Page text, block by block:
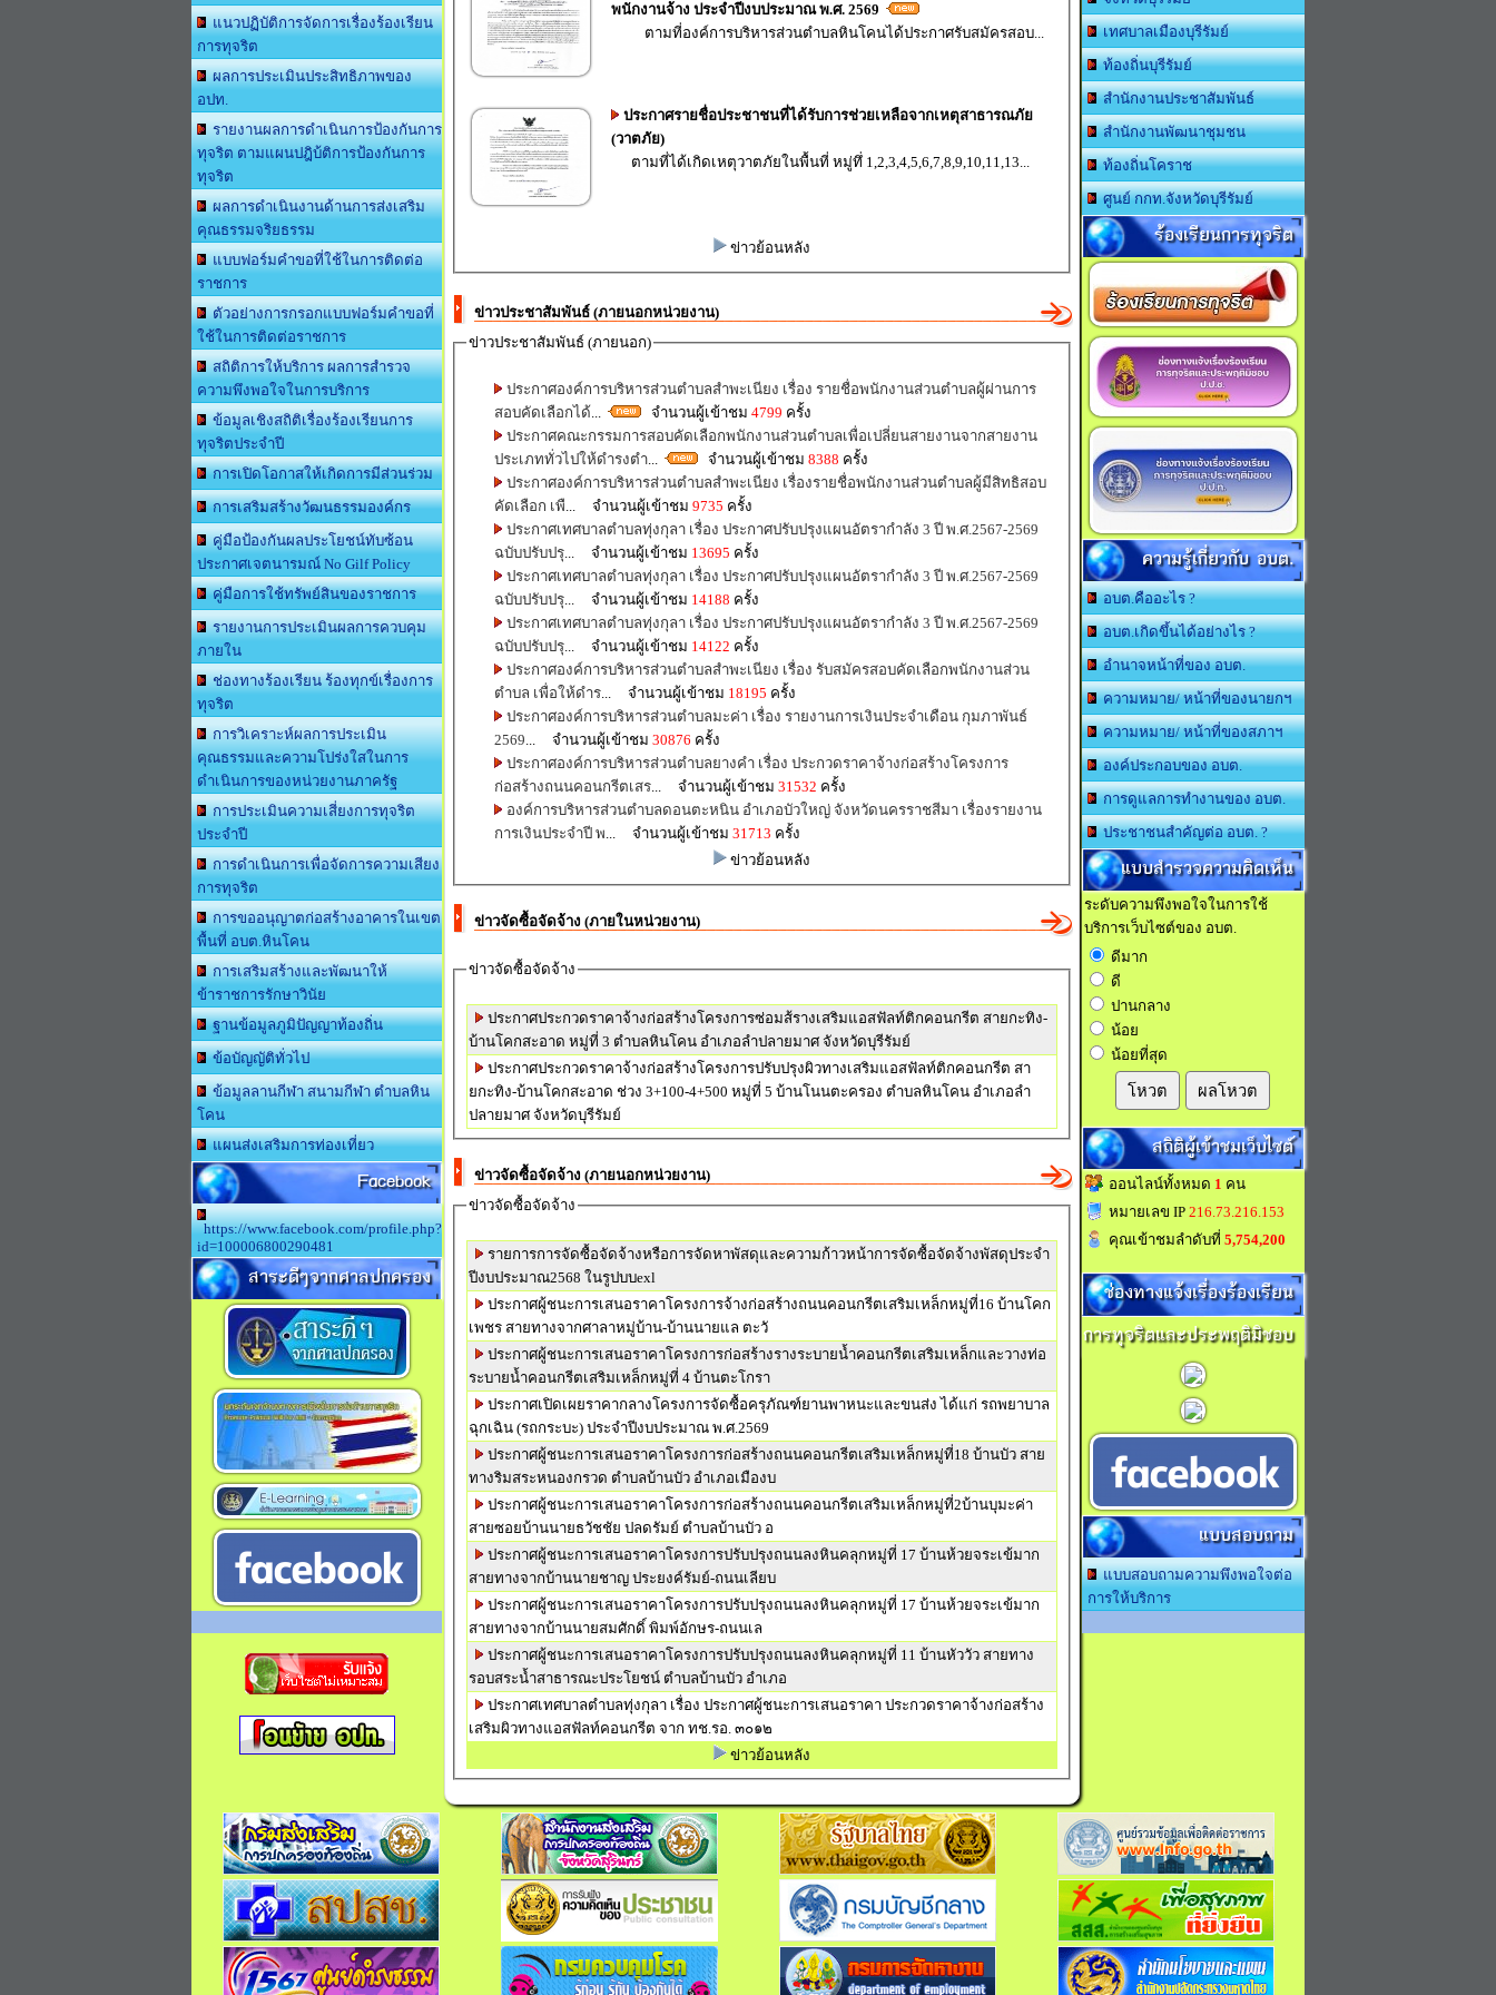
แนวปฏิบัติการจัดการเรื่องร้องเรียน
การทุจริต
ผลการประเมินประสิทธิภาพของ
อปท.
รายงานผลการดำเนินการป้องกันการ
ทุจริต ตามแผนปฎิบ้ติการป้องกันการ
ทุจริต
ผลการดำเนินงานด้านการส่งเสริม
คุณธรรมจริยธรรม
แบบฟอร์มคำขอที่ใช้ในการติดต่อ
ราชการ
ตัวอย่างการกรอกแบบฟอร์มคำขอที่
ใช้ในการติดต่อราชการ
สถิติการให้บริการ ผลการสำรวจ
ความพึงพอใจในการบริการ
ข้อมูลเชิงสถิติเรื่องร้องเรียนการ
ทุจริตประจำปี
การเปิดโอกาสให้เกิดการมีส่วนร่วม
การเสริมสร้างวัฒนธรรมองค์กร
คู่มือป้องกันผลประโยชน์ทับซ้อน
ประกาศเจตนารมณ์ No Gilf Policy
คู่มือการใช้ทรัพย์สินของราชการ
รายงานการประเมินผลการควบคุม
ภายใน
ช่องทางร้องเรียน ร้องทุกข์เรื่องการ
ทุจริต
การวิเคราะห์ผลการประเมิน
คุณธรรมและความโปร่งใสในการ
ดำเนินการของหน่วยงานภาครัฐ
การประเมินความเสี่ยงการทุจริต
ประจำปี
การดำเนินการเพื่อจัดการความเสียง
การทุจริต
การขออนุญาตก่อสร้างอาคารในเขต
พื้นที่ อบต.หินโคน
การเสริมสร้างและพัฒนาให้
ข้าราชการรักษาวินัย
ฐานข้อมูลภูมิปัญญาท้องถิ่น
ข้อบัญญัติทั่วไป
ข้อมูลลานกีฬา สนามกีฬา ตำบลหิน
โคน
แผนส่งเสริมการท่องเที่ยว
Facebook
https://www.facebook.com/profile.php?
id=100006800290481
สาระดีๆจากศาลปกครอง
พนักงานจ้าง ประจำปีงบประมาณ พ.ศ. 2569
ตามที่องค์การบริหารส่วนตำบลหินโคนได้ประกาศรับสมัครสอบ...
ประกาศรายชื่อประชาชนที่ได้รับการช่วยเหลือจากเหตุสาธารณภัย
(วาตภัย)
ตามที่ได้เกิดเหตุวาตภัยในพื้นที่ หมู่ทึ่ 1,2,3,4,5,6,7,8,9,10,11,13...
ข่าวย้อนหลัง
ข่าวประชาสัมพันธ์ (ภายนอกหน่วยงาน)
ข่าวประชาสัมพันธ์ (ภายนอก)
ประกาศองค์การบริหารส่วนตำบลสำพะเนียง เรื่อง รายชื่อพนักงานส่วนตำบลผู้ผ่านการ
สอบคัดเลือกได้... จำนวนผู้เข้าชม 4799 ครั้ง
ประกาศคณะกรรมการสอบคัดเลือกพนักงานส่วนตำบลเพื่อเปลี่ยนสายงานจากสายงาน
ประเภททั่วไปให้ดำรงตำ... จำนวนผู้เข้าชม 8388 ครั้ง
ประกาศองค์การบริหารส่วนตำบลสำพะเนียง เรื่องรายชื่อพนักงานส่วนตำบลผู้มีสิทธิสอบ
คัดเลือก เพื ... จำนวนผู้เข้าชม 9735 ครั้ง
ประกาศเทศบาลตำบลทุ่งกุลา เรื่อง ประกาศปรับปรุงแผนอัตรากำลัง 3 ปี พ.ศ.2567-2569
ฉบับปรับปรุ... จำนวนผู้เข้าชม 13695 ครั้ง
ประกาศเทศบาลตำบลทุ่งกุลา เรื่อง ประกาศปรับปรุงแผนอัตรากำลัง 3 ปี พ.ศ.2567-2569
ฉบับปรับปรุ... จำนวนผู้เข้าชม 14188 ครั้ง
ประกาศเทศบาลตำบลทุ่งกุลา เรื่อง ประกาศปรับปรุงแผนอัตรากำลัง 3 ปี พ.ศ.2567-2569
ฉบับปรับปรุ... จำนวนผู้เข้าชม 14122 ครั้ง
ประกาศองค์การบริหารส่วนตำบลสำพะเนียง เรื่อง รับสมัครสอบคัดเลือกพนักงานส่วน
ตำบล เพื่อให้ดำร... จำนวนผู้เข้าชม 18195 ครั้ง
ประกาศองค์การบริหารส่วนตำบลมะค่า เรื่อง รายงานการเงินประจำเดือน กุมภาพันธ์
2569 ... จำนวนผู้เข้าชม 30876 ครั้ง
ประกาศองค์การบริหารส่วนตำบลยางคำ เรื่อง ประกวดราคาจ้างก่อสร้างโครงการ
ก่อสร้างถนนคอนกรีตเสร... จำนวนผู้เข้าชม 31532 ครั้ง
องค์การบริหารส่วนตำบลดอนตะหนิน อำเภอบัวใหญ่ จังหวัดนครราชสีมา เรื่องรายงาน
การเงินประจำปี พ ... จำนวนผู้เข้าชม 31713 ครั้ง
ข่าวย้อนหลัง
ข่าวจัดซื้อจัดจ้าง (ภายในหน่วยงาน)
ข่าวจัดซื้อจัดจ้าง
ประกาศประกวดราคาจ้างก่อสร้างโครงการซ่อมส้รางเสริมแอสฟัลท์ติกคอนกรีต สายกะทิง-
บ้านโคกสะอาด หมู่ที่ 3 ตำบลหินโคน อำเภอลำปลายมาศ จังหวัดบุรีรัมย์
ประกาศประกวดราคาจ้างก่อสร้างโครงการปรับปรุงผิวทางเสริมแอสฟัลท์ติกคอนกรีต สา
ยกะทิง-บ้านโคกสะอาด ช่วง 3+100-4+500 หมู่ที่ 5 บ้านโนนตะครอง ตำบลหินโคน อำเภอลำ
ปลายมาศ จังหวัดบุรีรัมย์
ข่าวจัดซื้อจัดจ้าง (ภายนอกหน่วยงาน)
ข่าวจัดซื้อจัดจ้าง
รายการการจัดซื้อจัดจ้างหรือการจัดหาพัสดุและความก้าวหน้าการจัดซื้อจัดจ้างพัสดุประจำ
ปีงบประมาณ2568 ในรูปบบexl
ประกาศผู้ชนะการเสนอราคาโครงการจ้างก่อสร้างถนนคอนกรีตเสริมเหล็กหมู่ที่16 บ้านโคก
เพชร สายทางจากศาลาหมู่บ้าน-บ้านนายแล ตะวั
ประกาศผู้ชนะการเสนอราคาโครงการก่อสร้างรางระบายน้ำคอนกรีตเสริมเหล็กและวางท่อ
ระบายน้ำคอนกรีตเสริมเหล็กหมู่ที่ 4 บ้านตะโกรา
ประกาศเปิดเผยราคากลางโครงการจัดซื้อครุภัณฑ์ยานพาหนะและขนส่ง ได้แก่ รถพยาบาล
ฉุกเฉิน (รถกระบะ) ประจำปีงบประมาณ พ.ศ.2569
ประกาศผู้ชนะการเสนอราคาโครงการก่อสร้างถนนคอนกรีตเสริมเหล็กหมู่ที่18 บ้านบัว สาย
ทางริมสระหนองกรวด ตำบลบ้านบัว อำเภอเมืองบ
ประกาศผู้ชนะการเสนอราคาโครงการก่อสร้างถนนคอนกรีตเสริมเหล็กหมู่ที่2บ้านบุมะค่า
สายซอยบ้านนายธวัชชัย ปลดรัมย์ ตำบลบ้านบัว อ
ประกาศผู้ชนะการเสนอราคาโครงการปรับปรุงถนนลงหินคลุกหมู่ที่ 17 บ้านห้วยจระเข้มาก
สายทางจากบ้านนายชาญ ประยงค์รัมย์-ถนนเลียบ
ประกาศผู้ชนะการเสนอราคาโครงการปรับปรุงถนนลงหินคลุกหมู่ที่ 17 บ้านห้วยจระเข้มาก
สายทางจากบ้านนายสมศักดิ์ พิมพ์อักษร-ถนนเล
ประกาศผู้ชนะการเสนอราคาโครงการปรับปรุงถนนลงหินคลุกหมู่ที่ 11 บ้านหัววัว สายทาง
รอบสระน้ำสาธารณะประโยชน์ ตำบลบ้านบัว อำเภอ
ประกาศเทศบาลตำบลทุ่งกุลา เรื่อง ประกาศผู้ชนะการเสนอราคา ประกวดราคาจ้างก่อสร้าง
เสริมผิวทางแอสฟัลท์คอนกรีต จาก ทช.รอ. ๓๐๑๒
ข่าวย้อนหลัง
เทศบาลเมืองบุรีรัมย์
ท้องถิ่นบุรีรัมย์
สำนักงานประชาสัมพันธ์
สำนักงานพัฒนาชุมชน
ท้องถิ่นโคราช
ศูนย์ กกท.จังหวัดบุรีรัมย์
ร้องเรียนการทุจริต
ความรู้เกี่ยวกับ อบต.
อบต.คืออะไร ?
อบต.เกิดขึ้นได้อย่างไร ?
อำนาจหน้าที่ของ อบต.
ความหมาย/ หน้าที่ของนายกฯ
ความหมาย/ หน้าที่ของสภาฯ
องค์ประกอบของ อบต.
การดูแลการทำงานของ อบต.
ประชาชนสำคัญต่อ อบต. ?
แบบสำรวจความคิดเห็น
ระดับความพึงพอใจในการใช้
บริการเว็บไซต์ของ อบต.
ดีมาก
ดี
ปานกลาง
น้อย
น้อยที่สุด
โหวต ผลโหวต
สถิติผู้เข้าชมเว็บไซต์
ออนไลน์ทั้งหมด 1 คน
หมายเลข IP 216.73.216.153
คุณเข้าชมลำดับที่ 5,754,200
ช่องทางแจ้งเรื่องร้องเรียน
การทุจริตและประพฤติมิชอบ
แบบสอบถาม
แบบสอบถามความพึงพอใจต่อ
การให้บริการ